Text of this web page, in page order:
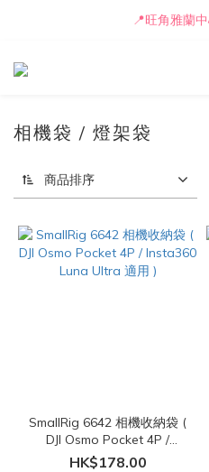
📒🖋️報價單 /
📍旺角雅蘭
相機袋 / 燈架袋
商品排序
SmallRig 6642 相機收納袋 (
DJI Osmo Pocket 4P /
Insta360 Luna Ultra 適用 )
HK$178.00